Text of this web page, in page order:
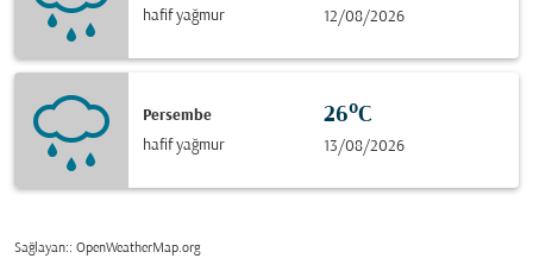
hafif yağmur
12/08/2026
Persembe
hafif yağmur
26°C
13/08/2026
Sağlayan:: OpenWeatherMap.org